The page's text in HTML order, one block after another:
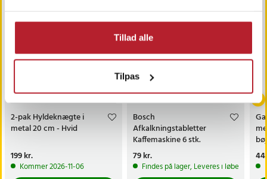
Tillad alle
Tilpas
2-pak Hyldeknægte i
metal 20 cm - Hvid
Pris:199 kr.
199 kr.
Kommer 2026-11-06
Bosch
Afkalkningstabletter
Kaffemaskine 6 stk.
Pris:79 kr.
79 kr.
Findes på lager, Leveres i løbet af 1-2